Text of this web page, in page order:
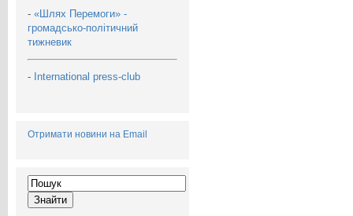
- «Шлях Перемоги» -
громадсько-політичний
тижневик
- International press-club
Отримати новини на Email